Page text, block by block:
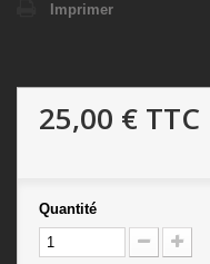
Imprimer
25,00 € TTC
Quantité